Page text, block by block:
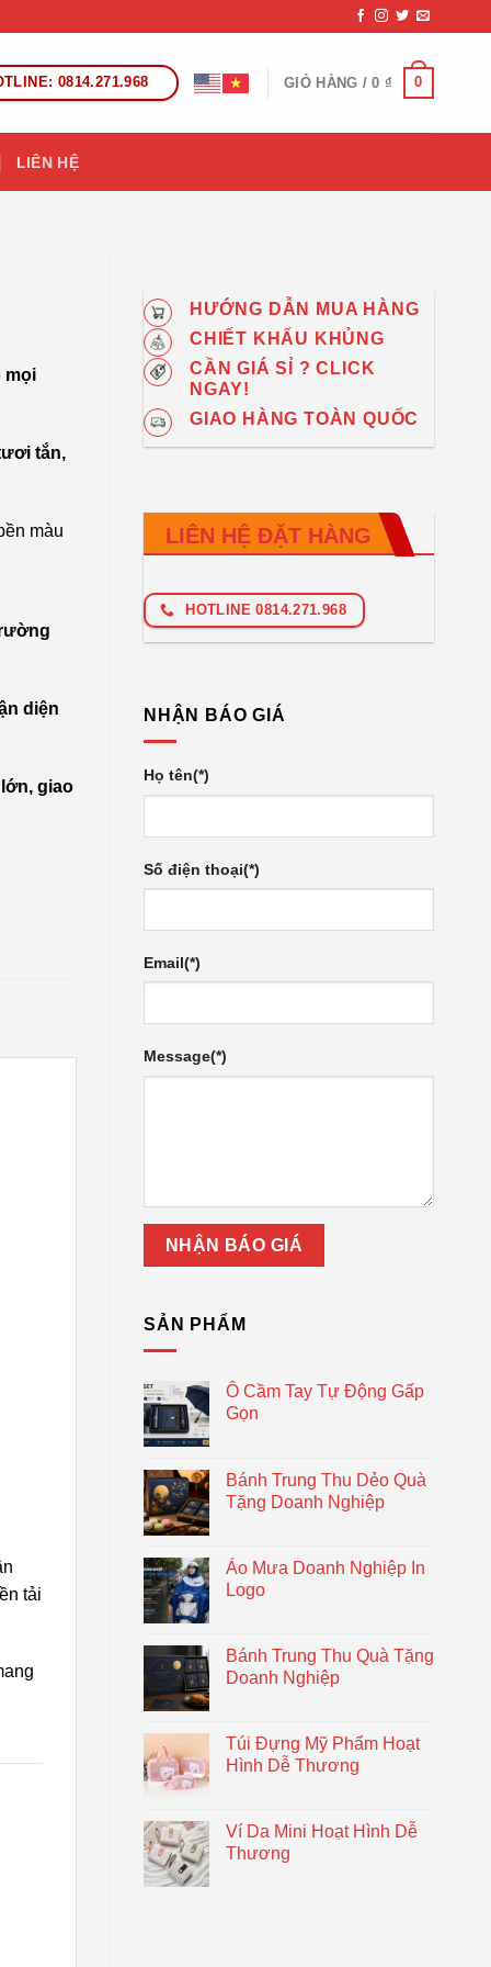
0814.271.968 GIỎ HÀNG /0 ₫ 0
LIÊN HỆ
HƯỚNG DẪN MUA HÀNG
CHIẾT KHẤU KHỦNG
CẦN GIÁ SỈ ? CLICK
NGAY!
GIAO HÀNG TOÀN QUỐC
LIÊN HỆ ĐẶT HÀNG
HOTLINE 0814.271.968
NHẬN BÁO GIÁ
Họ tên(*)
Số điện thoại(*)
Email(*)
Message(*)
SẢN PHẨM
Ô Cầm Tay Tự Động Gấp
Gọn
Bánh Trung Thu Dẻo Quà
Tặng Doanh Nghiệp
Áo Mưa Doanh Nghiệp In
Logo
Bánh Trung Thu Quà Tặng
Doanh Nghiệp
Túi Đựng Mỹ Phẩm Hoạt
Hình Dễ Thương
Ví Da Mini Hoạt Hình Dễ
Thương
mọi
tắn,
màu
diện
giao
tải